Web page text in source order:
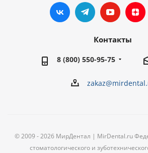
Контакты
8 (800) 550-95-75
© 2009 - 2026 МирДентал | MirDental.ru
стоматологического и